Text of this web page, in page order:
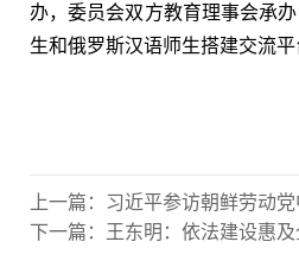
办，委员会双方教育理事会承
生和俄罗斯汉语师生搭建交流平
上一篇：
习近平参访朝鲜劳动
下一篇：
王东明：依法建设惠及全